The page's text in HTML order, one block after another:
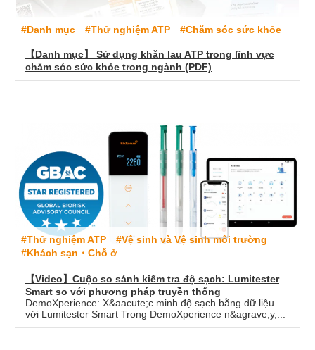
【Danh mục】 Sử dụng khăn lau ATP trong lĩnh vực
chăm sóc sức khỏe trong ngành (PDF)
#Danh mục #Thử nghiệm ATP #Chăm sóc sức khỏe
【Video】Cuộc so sánh kiểm tra độ sạch: Lumitester
Smart so với phương pháp truyền thống
DemoXperience: X&aacute;c minh độ sạch bằng dữ liệu
với Lumitester Smart Trong DemoXperience n&agrave;y,...
#Thử nghiệm ATP
#Vệ sinh và Vệ sinh môi trường
#Khách sạn・Chỗ ở